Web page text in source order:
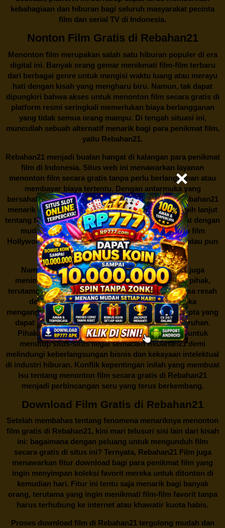
kebahagiaan dan hiburan bagi seluruh masyarakat pecinta
film dan serial TV di Indonesia.
Nonton Film Gratis di Rebahan21
Menonton film merupakan salah satu hiburan populer di era
digital ini. Banyak orang gemar menikmati film-film terbaru
dari berbagai genre untuk mengisi waktu luang atau merayu
hati dengan kisah yang mengharu biru. Namun, tak dapat
dipungkiri bahwa akses untuk menonton film secara gratis di
platform resmi seringkali memerlukan biaya berlangganan
yang tidak semua orang mampu. Di tengah situasi ini,
muncullah sebuah alternatif menarik bagi para penikmat film,
yaitu Rebahan21.
Rebahan21menjadi bualan hangat di kalangan para penikmat
film di Indonesia. Situs web ini menawarkan layanan
menonton film secara gratis tanpa perlu berlangganan atau
membayar biaya tertentu. Dengan antarmuka yang
bersahabat dan koleksi film yang cukup lengkap,Rebahan21
menarik minat banyak orang untuk mencari tahu lebih lanjut
tentang fenomena ini. Sebagai pengguna, Anda dapat dengan
mudah mencari film yang ingin ditonton, baik itu film
Hollywood terbaru, drama Korea yang sedang hits, atau pun
produksi film lokal dengan kualitas terbaik.
Namun, seperti halnya cerita manis,Rebahan21juga
menimbulkan kontroversi di industri film. Banyak pihak,
terutama produsen film dan pemilik hak cipta, merasa resah
dengan maraknya situs-situs seperti ini. Mereka
menganggapnya sebagai bentuk pelanggaran hak cipta yang
dapat merugikan industri perfilman secara keseluruhan.
Pihak berwenang pun turut terlibat dalam upaya untuk
menutup situs-situs ilegal semacam Rebahan21 demi
melindungi keberlangsungan bisnis dan kekayaan intelektual
di industri hiburan. Konflik kepentingan inilah yang membuat
isu tentang menonton film secara gratis di Rebahan21
menjadi perbincangan seru yang terus berkembang.
Download Film Gratis di Rebahan21
Setelah membahas tentang fenomena menariknya menonton
film gratis di Rebahan21, kini mari telusuri sisi lain dari kisah
ini: bagaimana dengan peluang untuk mengunduh film
secara gratis di situs ini? Ternyata, Rebahan21 Film juga
menawarkan fitur download bagi para penikmat film yang
ingin menyimpan koleksi favorit mereka untuk ditonton di
kemudian hari. Fitur ini tentu saja menarik bagi banyak
orang, terutama yang ingin menikmati film-film favorit tanpa
harus terhubung ke internet atau khawatir kuota habis.
Proses download film di Rebahan21tergolong mudah dan